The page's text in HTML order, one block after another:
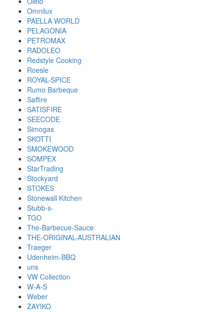
Omnilux
PAELLA WORLD
PELAGONIA
PETROMAX
RADOLEO
Redstyle Cooking
Roesle
ROYAL-SPICE
Rumo Barbeque
Saffire
SATISFIRE
SEECODE
Simogas
SKOTTI
SMOKEWOOD
SOMPEX
StarTrading
Stockyard
STOKES
Stonewall Kitchen
Stubb-s-
TGO
The-Barbecue-Sauce
THE-ORIGINAL-AUSTRALIAN
Traeger
Udenheim-BBQ
uns
VW Collection
W-A-S
Weber
ZAYIKO